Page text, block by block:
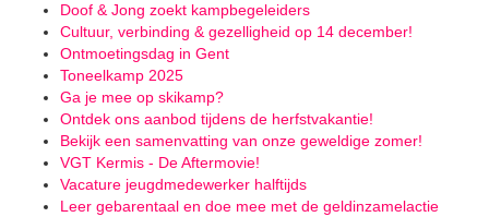
Doof & Jong zoekt kampbegeleiders
Cultuur, verbinding & gezelligheid op 14 december!
Ontmoetingsdag in Gent
Toneelkamp 2025
Ga je mee op skikamp?
Ontdek ons aanbod tijdens de herfstvakantie!
Bekijk een samenvatting van onze geweldige zomer!
VGT Kermis - De Aftermovie!
Vacature jeugdmedewerker halftijds
Leer gebarentaal en doe mee met de geldinzamelactie